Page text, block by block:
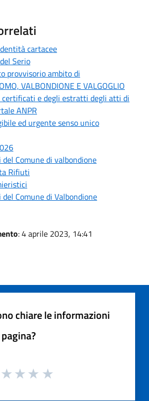
cartacee
Serio
provvisorio ambito di
VALBONDIONE E VALGOGLIO
certificati e degli estratti degli atti di
ANPR
ed urgente senso unico
Comune di valbondione
Rifiuti
Comune di Valbondione
: 4 aprile 2023, 14:41
chiare le informazioni